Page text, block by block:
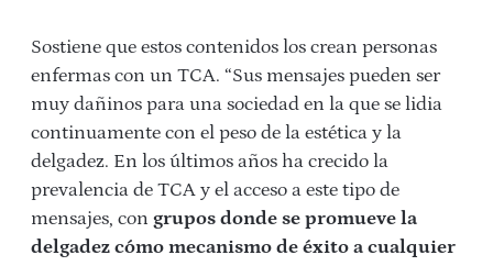
Sostiene que estos contenidos los crean personas
enfermas con un TCA. “Sus mensajes pueden ser
muy dañinos para una sociedad en la que se lidia
continuamente con el peso de la estética y la
delgadez. En los últimos años ha crecido la
prevalencia de TCA y el acceso a este tipo de
mensajes, con grupos donde se promueve la
delgadez cómo mecanismo de éxito a cualquier